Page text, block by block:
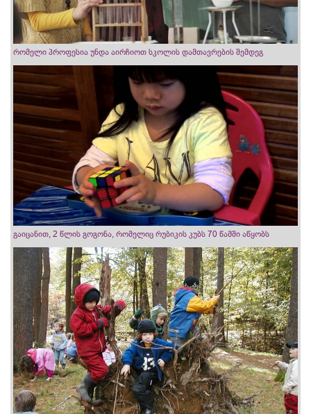
რომელი პროფესია უნდა აირჩიოთ სკოლის დამთავრების შემდეგ
გაიცანით, 2 წლის გოგონა, რომელიც რუბიკის კუბს 70 წამში აწყობს